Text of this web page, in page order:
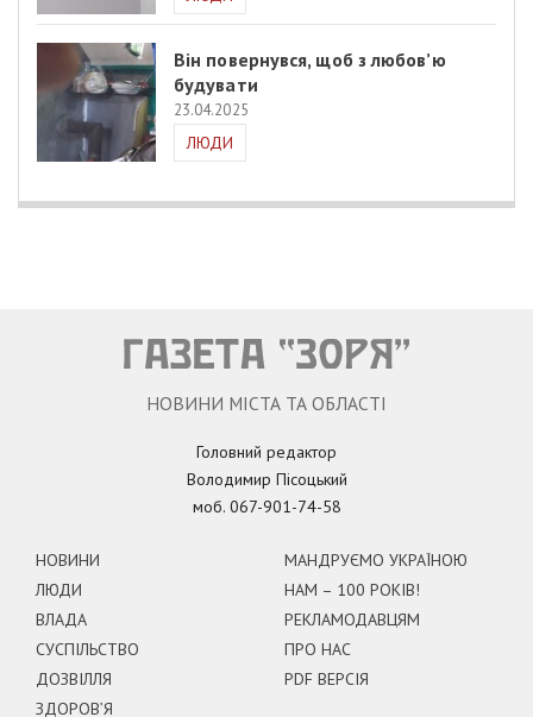
Він повернувся, щоб з любов’ю
будувати
23.04.2025
ЛЮДИ
НОВИНИ МІСТА ТА ОБЛАСТІ
Головний редактор
Володимир Пісоцький
моб. 067-901-74-58
НОВИНИ
ЛЮДИ
ВЛАДА
СУСПІЛЬСТВО
ДОЗВІЛЛЯ
ЗДОРОВ’Я
МАНДРУЄМО УКРАЇНОЮ
НАМ – 100 РОКІВ!
РЕКЛАМОДАВЦЯМ
ПРО НАС
PDF ВЕРСІЯ